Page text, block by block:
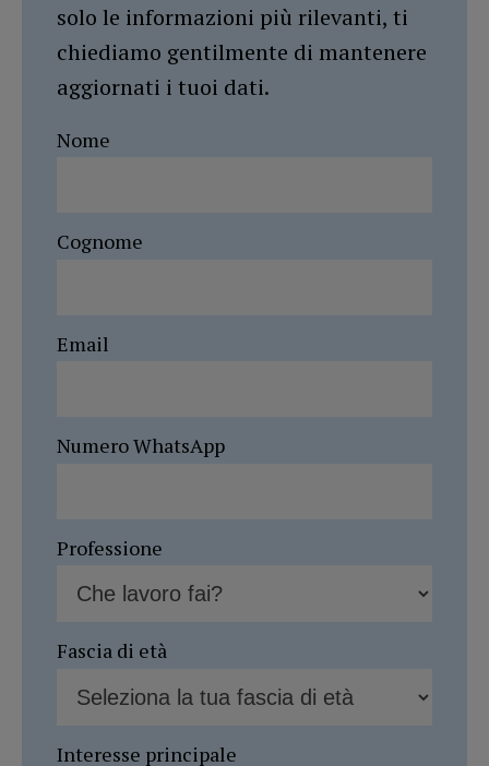
solo le informazioni più rilevanti, ti
chiediamo gentilmente di mantenere
aggiornati i tuoi dati.
Nome
Cognome
Email
Numero WhatsApp
Professione
Fascia di età
Interesse principale